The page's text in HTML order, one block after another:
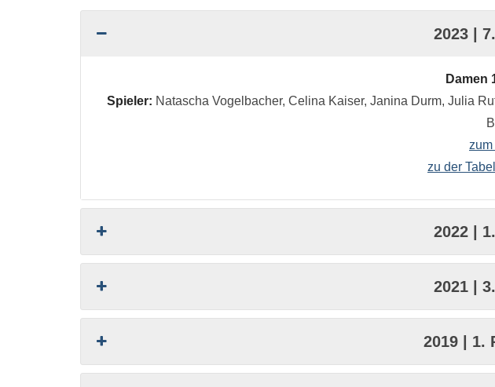
2023 |
Damen
Spieler: Natascha Vogelbacher, Celina Kaiser, Janina Durm, Julia
zum
zu der
2022 |
2021 |
2019 | 1.